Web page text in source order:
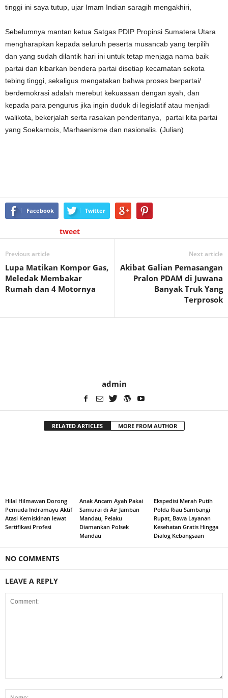
tinggi ini saya tutup, ujar Imam Indian saragih mengakhiri,
Sebelumnya mantan ketua Satgas PDIP Propinsi Sumatera Utara
mengharapkan kepada seluruh peserta musancab yang terpilih
dan yang sudah dilantik hari ini untuk tetap menjaga nama baik
partai dan kibarkan bendera partai disetiap kecamatan sekota
tebing tinggi, sekaligus mengatakan bahwa proses berpartai/
berdemokrasi adalah merebut kekuasaan dengan syah, dan
kepada para pengurus jika ingin duduk di legislatif atau menjadi
walikota, bekerjalah serta rasakan penderitanya, partai kita partai
yang Soekarnois, Marhaenisme dan nasionalis. (Julian)
Facebook Twitter
tweet
Previous article
Lupa Matikan Kompor Gas,
Meledak Membakar
Rumah dan 4 Motornya
Next article
Akibat Galian Pemasangan
Pralon PDAM di Juwana
Banyak Truk Yang
Terprosok
admin
RELATED ARTICLES MORE FROM AUTHOR
Hilal Hilmawan Dorong
Pemuda Indramayu Aktif
Atasi Kemiskinan lewat
Sertifikasi Profesi
Anak Ancam Ayah Pakai
Samurai di Air Jamban
Mandau, Pelaku
Diamankan Polsek
Mandau
Ekspedisi Merah Putih
Polda Riau Sambangi
Rupat, Bawa Layanan
Kesehatan Gratis Hingga
Dialog Kebangsaan
NO COMMENTS
LEAVE A REPLY